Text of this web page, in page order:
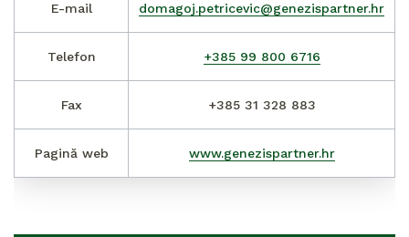
E-mail domagoj.petricevic@genezispartner.hr
Telefon +385 99 800 6716
Fax +385 31 328 883
Pagină web www.genezispartner.hr